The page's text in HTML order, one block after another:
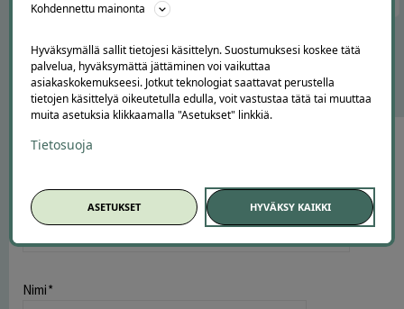
OTA YHTEYTTÄ ASIAKASPALVELUUN
Tee tietosuojapyyntö
Mitä pyyntösi koskee?*
Nimi*
Kohdennettu mainonta
Hyväksymällä sallit tietojesi käsittelyn. Suostumuksesi koskee tätä
palvelua, hyväksymättä jättäminen voi vaikuttaa
asiakaskokemukseesi. Jotkut teknologiat saattavat perustella
tietojen käsittelyä oikeutetulla edulla, voit vastustaa tätä tai muuttaa
muita asetuksia klikkaamalla "Asetukset" linkkiä.
Tietosuoja
ASETUKSET HYVÄKSY KAIKKI